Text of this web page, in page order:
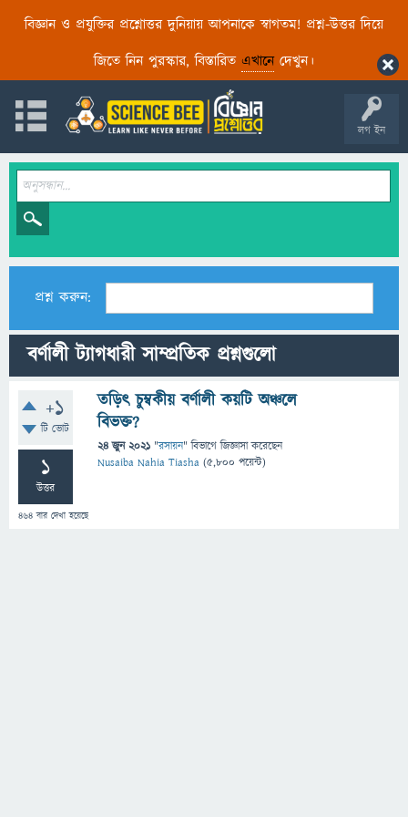
বিজ্ঞান ও প্রযুক্তির প্রশ্নোত্তর দুনিয়ায় আপনাকে স্বাগতম! প্রশ্ন-উত্তর দিয়ে
জিতে নিন পুরস্কার, বিস্তারিত এখানেদেখুন।
লগ ইন
প্রশ্ন করুন:
বর্ণালী ট্যাগধারী সাম্প্রতিক প্রশ্নগুলো
+1
টি ভোট
1
উত্তর
464 বার দেখা হয়েছে
তড়িৎ চুম্বকীয় বর্ণালী কয়টি অঞ্চলে
বিভক্ত?
24 জুন 2021 "রসায়ন" বিভাগে জিজ্ঞাসাকরেছেন
Nusaiba Nahia Tiasha (5,800 পয়েন্ট)